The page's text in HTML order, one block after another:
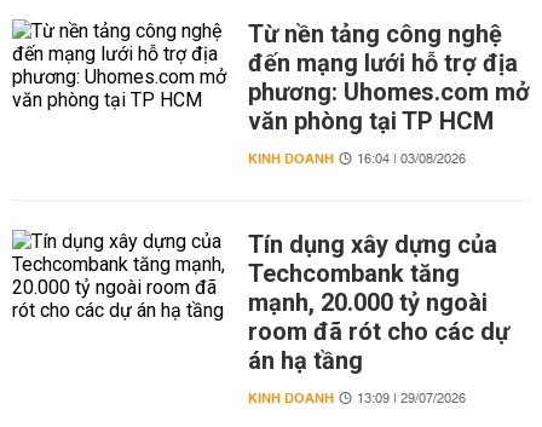
Từ nền tảng công nghệ
đến mạng lưới hỗ trợ địa
phương: Uhomes.com mở
văn phòng tại TP HCM
KINH DOANH 16:04 | 03/08/2026
Tín dụng xây dựng của
Techcombank tăng
mạnh, 20.000 tỷ ngoài
room đã rót cho các dự
án hạ tầng
KINH DOANH 13:09 | 29/07/2026